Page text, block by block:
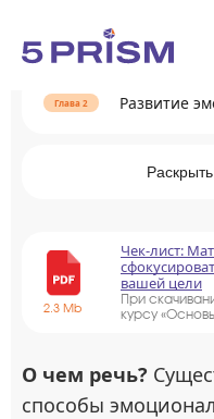
Понятие
Развитие
2.3 Mb
Чек-лист:
вашей цели
При
курсу
О чем речь?
способы